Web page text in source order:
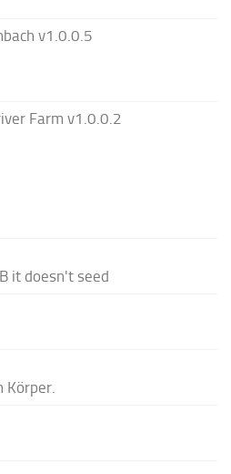
v1.0.0.5
Farm v1.0.0.2
it doesn't seed
Körper.